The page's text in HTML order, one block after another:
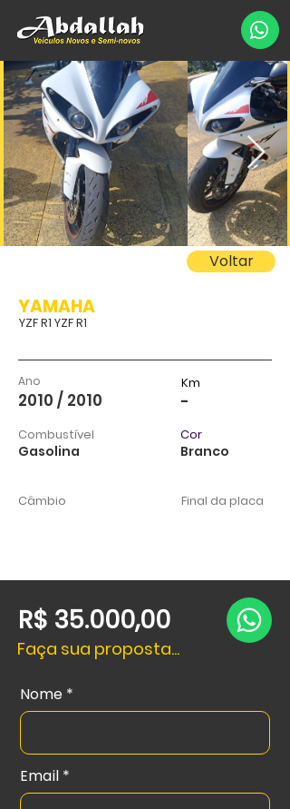
Voltar
YAMAHA
YZF R1 YZF R1
Ano
2010 / 2010
Combustível
Gasolina
Câmbio
Km
-
Cor
Branco
Final da placa
R$ 35.000,00
Faça sua proposta...
Nome
Email